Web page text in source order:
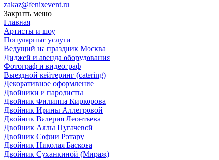
zakaz@fenixevent.ru
Закрыть меню
Главная
Артисты и шоу
Популярные услуги
Ведущий на праздник Москва
Диджей и аренда оборудования
Фотограф и видеограф
Выездной кейтеринг (catering)
Декоративное оформление
Двойники и пародисты
Двойник Филиппа Киркорова
Двойник Ирины Аллегровой
Двойник Валерия Леонтьева
Двойник Аллы Пугачевой
Двойник Софии Ротару
Двойник Николая Баскова
Двойник Суханкиной (Мираж)